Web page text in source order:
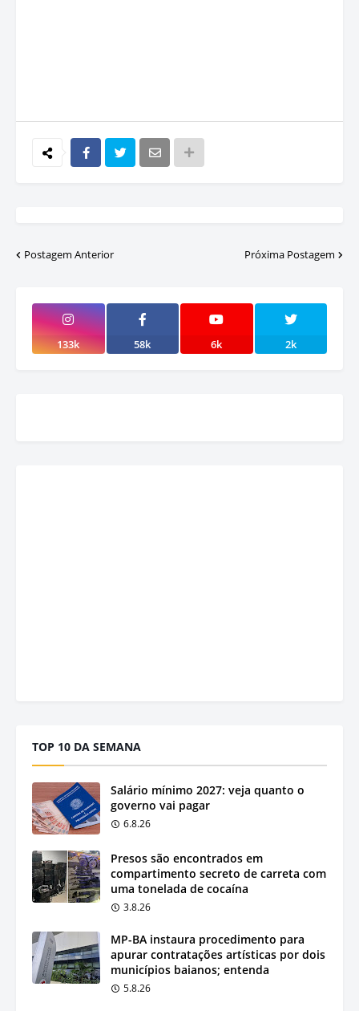
Postagem Anterior Próxima Postagem
133k 58k 6k 2k
TOP 10 DA SEMANA
Salário mínimo 2027: veja quanto o
governo vai pagar
6.8.26
Presos são encontrados em
compartimento secreto de carreta com
uma tonelada de cocaína
3.8.26
MP-BA instaura procedimento para
apurar contratações artísticas por dois
municípios baianos; entenda
5.8.26